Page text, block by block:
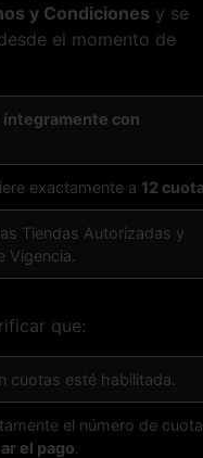
y Condiciones y se
el momento de
íntegramente con
exactamente a 12
Tiendas Autorizadas y
Vigencia.
que:
cuotas esté habilitada.
el número de
el pago